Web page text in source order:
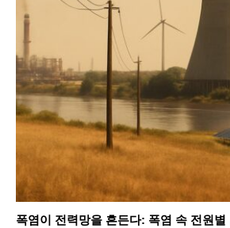
폭염이 전력망을 흔든다: 폭염 속 전원별